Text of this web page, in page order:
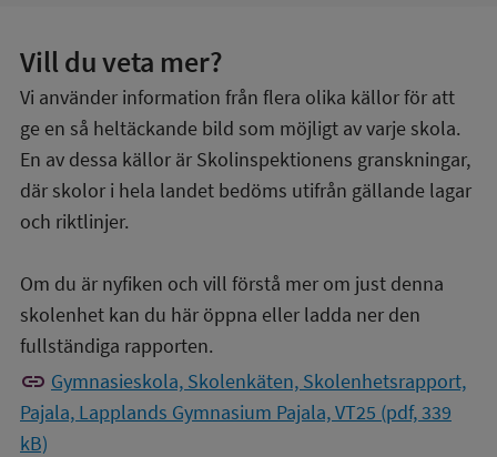
Vill du veta mer?
Vi använder information från flera olika källor för att
ge en så heltäckande bild som möjligt av varje skola.
En av dessa källor är Skolinspektionens granskningar,
där skolor i hela landet bedöms utifrån gällande lagar
och riktlinjer.
Om du är nyfiken och vill förstå mer om just denna
skolenhet kan du här öppna eller ladda ner den
fullständiga rapporten.
link Gymnasieskola, Skolenkäten, Skolenhetsrapport,
Pajala, Lapplands Gymnasium Pajala, VT25 (pdf, 339
kB)